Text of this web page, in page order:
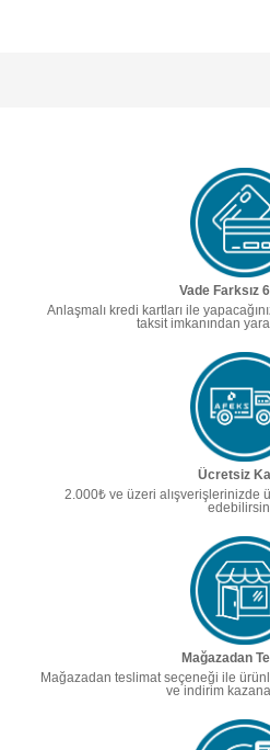
Vade Farksız
Anlaşmalı kredi kartları ile
taksit imkanından
Ücretsiz
2.000₺ ve üzeri alışverişlerinizde
Mağazadan
Mağazadan teslimat seçeneği ile
ve indirim